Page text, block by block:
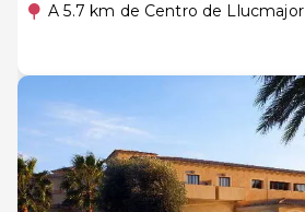
A 5.7 km de Centro de Llucmajor